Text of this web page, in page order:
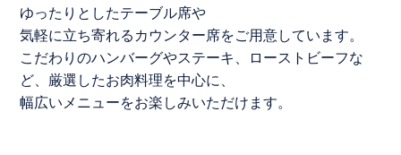
ゆったりとしたテーブル席や
気軽に立ち寄れるカウンター席をご用意しています。
こだわりのハンバーグやステーキ、ローストビーフな
ど、厳選したお肉料理を中心に、
幅広いメニューをお楽しみいただけます。